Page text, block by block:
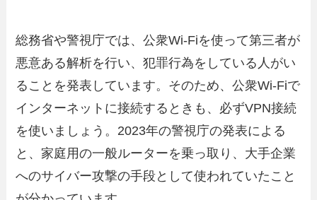
総務省や警視庁では、公衆Wi-Fiを使って第三者が
悪意ある解析を行い、犯罪行為をしている人がい
ることを発表しています。そのため、公衆Wi-Fiで
インターネットに接続するときも、必ずVPN接続
を使いましょう。2023年の警視庁の発表による
と、家庭用の一般ルーターを乗っ取り、大手企業
へのサイバー攻撃の手段として使われていたこと